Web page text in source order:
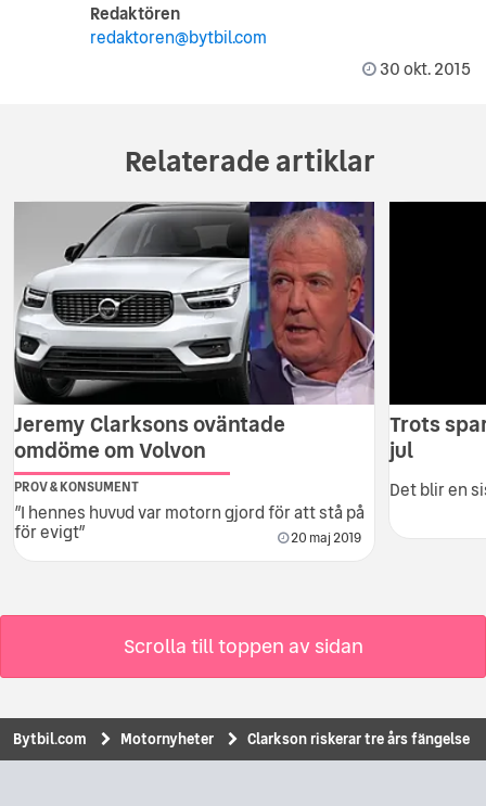
Redaktören
redaktoren@bytbil.com
30 okt. 2015
Relaterade artiklar
Jeremy Clarksons oväntade
omdöme om Volvon
PROV & KONSUMENT
”I hennes huvud var motorn gjord för att stå på
för evigt” 20 maj 2019
Trots
jul
Det blir en
Scrolla till toppen av sidan
Bytbil.com Motornyheter Clarkson riskerar tre års fängelse